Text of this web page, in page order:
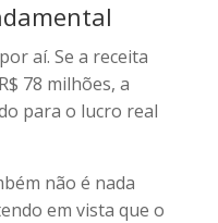
aí. Se a receita
78 milhões, a
para o lucro real
não é nada
em vista que o